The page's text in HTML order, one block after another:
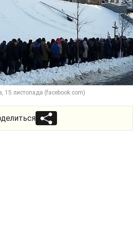
15 листопада (facebook.com)